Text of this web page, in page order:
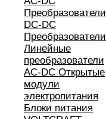
Преобразователи
DC-DC
Преобразователи
Линейные
преобразователи
AC-DC Открытые
модули
электропитания
Блоки питания